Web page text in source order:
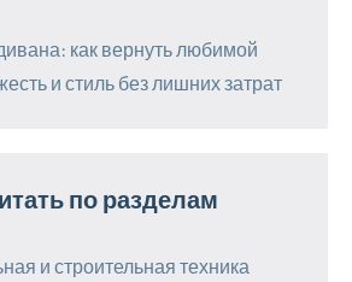
как вернуть любимой
и стиль без лишних затрат
по разделам
и строительная техника